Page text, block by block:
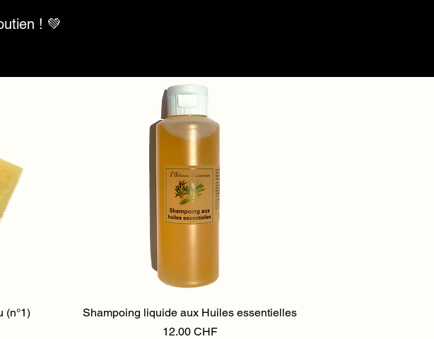
! 💚
(n°1)
Aperçu rapide
Shampoing liquide aux Huiles essentielles
Prix
12.00 CHF